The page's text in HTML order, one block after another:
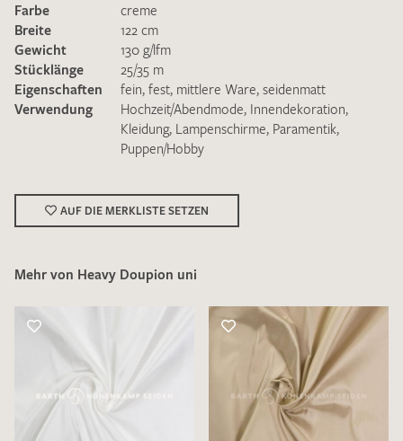
Ich bin damit einverstanden, dass meine angegebenen Daten
zur Beantwortung meiner Musteranfrage genutzt werden.
DieDatenschutzbestimmungenhabe ich zur Kenntnis
genommen und akzeptiere diese.
Farbe
creme
Breite
122 cm
Gewicht
130 g/lfm
Stücklänge
25/35 m
Eigenschaften
fein, fest, mittlere Ware, seidenmatt
Verwendung
Hochzeit/Abendmode, Innendekoration,
Kleidung, Lampenschirme, Paramentik,
Puppen/Hobby
AUF DIE MERKLISTE SETZEN
Mehr von Heavy Doupion uni